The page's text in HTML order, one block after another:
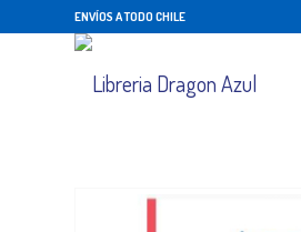
ENVÍOS A TODO CHILE